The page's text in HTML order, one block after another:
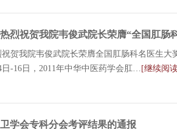
热烈祝贺我院韦俊武院长荣膺“全国肛肠
祝贺我院韦俊武院长荣膺全国肛肠科名医生大
日-16日，2011年中华中医药学会肛… [继续阅
卫学会专科分会考评结果的通报